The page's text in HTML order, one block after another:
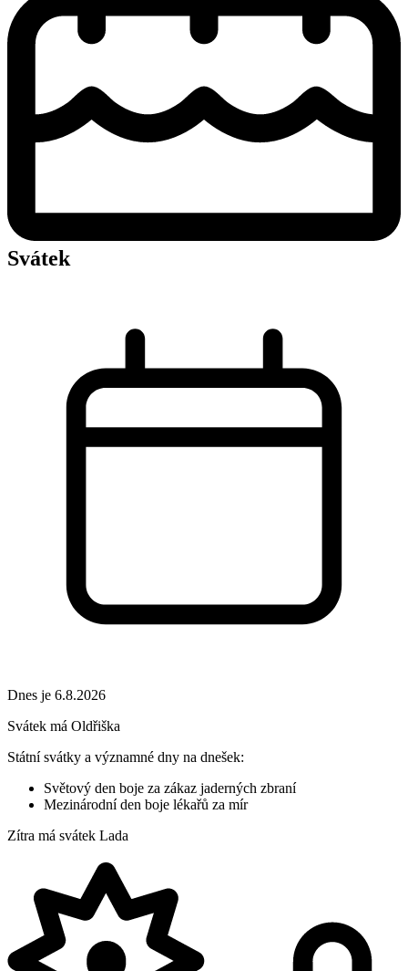
Svátek
Dnes je 6.8.2026
Svátek má Oldřiška
Státní svátky a významné dny na dnešek:
Světový den boje za zákaz jaderných zbraní
Mezinárodní den boje lékařů za mír
Zítra má svátek Lada